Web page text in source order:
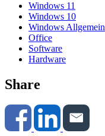
Windows 11
Windows 10
Windows Allgemein
Office
Software
Hardware
Share